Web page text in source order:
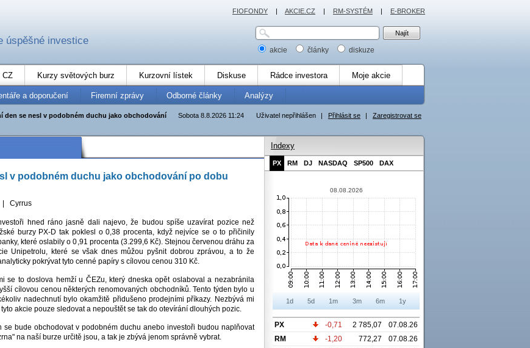
úspěšné investice
akcie články diskuze
CZ Kurzy světových burz Kurzovní lístek Diskuse Rádce investora Moje akcie
a doporučení Firemní zprávy Odborné články Analýzy
Uživatel nepřihlášen | Přihlásit se | Zaregistrovat se
Sobota 8.8.2026 11:24
den se nesl v podobném duchu jako obchodování
v podobném duchu jako obchodování po dobu
Cyrrus
hned ráno jasně dali najevo, že budou spíše uzavírat pozice než
burzy PX-D tak poklesl o 0,38 procenta, když nejvíce se o to přičinily
které oslabily o 0,91 procenta (3.299,6 Kč). Stejnou červenou dráhu za
Unipetrolu, které se však dnes můžou pyšnit dobrou zprávou, a to že
pokrývat tyto cenné papíry s cílovou cenou 310 Kč.
se to doslova hemží u ČEZu, který dneska opět oslaboval a nezabránila
cílovou cenou některých renomovaných obchodníků. Tento týden bylo u
nadechnutí bylo okamžitě přidušeno prodejními příkazy. Nezbývá mi
akcie pouze sledovat a nepouštět se tak do otevírání dlouhých pozic.
se bude obchodovat v podobném duchu anebo investoři budou naplňovat
na naší burze určitě jsou, a tak je zbývá jenom správně vybrat.
Indexy
PX RM DJ NASDAQ SP500 DAX
08.08.2026
1d 5d 1m 3m 6m 1y
PX -0,71 2 785,07
07.08.26
RM
-1,20 772,27
07.08.26
FIOFONDY | AKCIE.CZ | RM-SYSTÉM | E-BROKER